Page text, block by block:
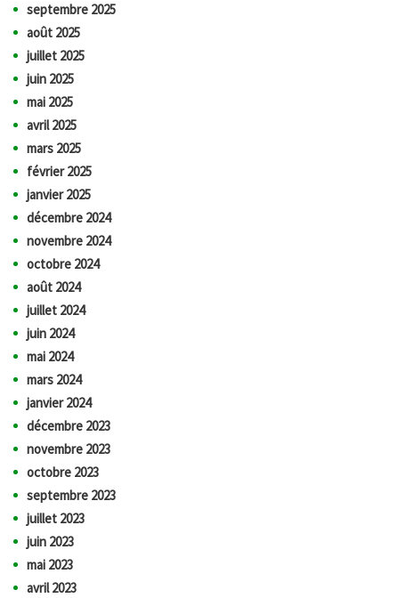
septembre 2025
août 2025
juillet 2025
juin 2025
mai 2025
avril 2025
mars 2025
février 2025
janvier 2025
décembre 2024
novembre 2024
octobre 2024
août 2024
juillet 2024
juin 2024
mai 2024
mars 2024
janvier 2024
décembre 2023
novembre 2023
octobre 2023
septembre 2023
juillet 2023
juin 2023
mai 2023
avril 2023